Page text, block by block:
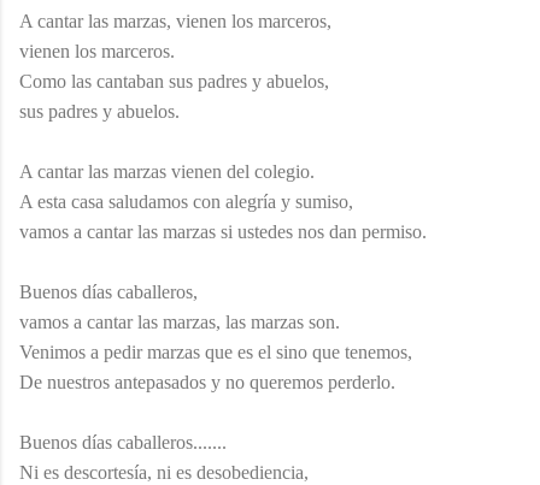
A cantar las marzas, vienen los marceros,
vienen los marceros.
Como las cantaban sus padres y abuelos,
sus padres y abuelos.
A cantar las marzas vienen del colegio.
A esta casa saludamos con alegría y sumiso,
vamos a cantar las marzas si ustedes nos dan permiso.
Buenos días caballeros,
vamos a cantar las marzas, las marzas son.
Venimos a pedir marzas que es el sino que tenemos,
De nuestros antepasados y no queremos perderlo.
Buenos días caballeros.......
Ni es descortesía, ni es desobediencia,